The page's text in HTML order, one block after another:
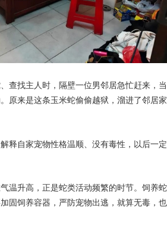
查找主人时，隔壁一位男邻居急忙赶来，当
原来是这条玉米蛇偷偷越狱，溜进了邻居家
释自家宠物性格温顺、没有毒性，以后一定
温升高，正是蛇类活动频繁的时节。饲养蛇
固饲养容器，严防宠物出逃，就算无毒，也